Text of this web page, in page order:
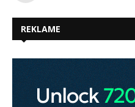
REKLAME